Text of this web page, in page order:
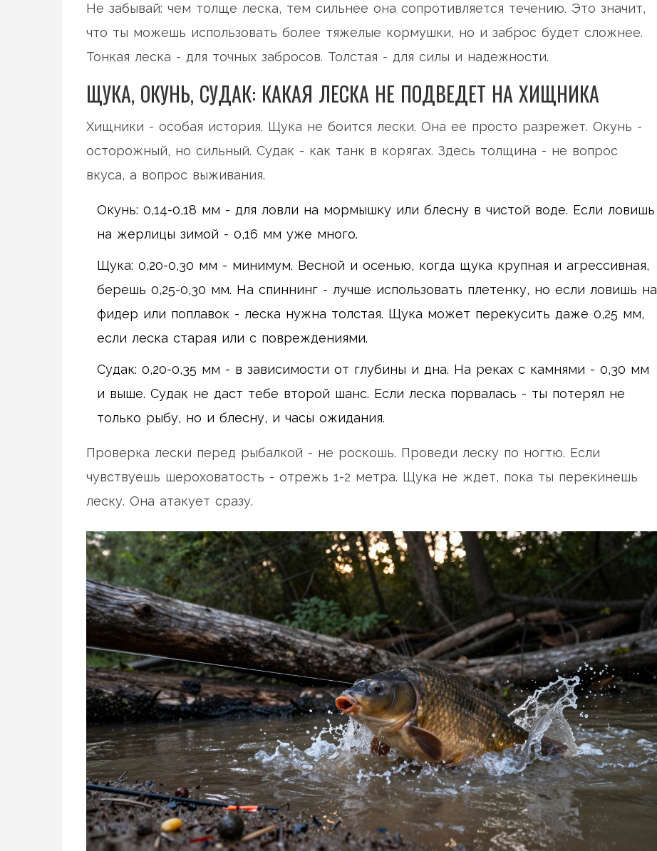
Не забывай: чем толще леска, тем сильнее она сопротивляется течению. Это значит,
что ты можешь использовать более тяжелые кормушки, но и заброс будет сложнее.
Тонкая леска - для точных забросов. Толстая - для силы и надежности.
ЩУКА, ОКУНЬ, СУДАК: КАКАЯ ЛЕСКА НЕ ПОДВЕДЕТ НА ХИЩНИКА
Хищники - особая история. Щука не боится лески. Она ее просто разрежет. Окунь -
осторожный, но сильный. Судак - как танк в корягах. Здесь толщина - не вопрос
вкуса, а вопрос выживания.
Окунь: 0,14-0,18 мм - для ловли на мормышку или блесну в чистой воде. Если ловишь
на жерлицы зимой - 0,16 мм уже много.
Щука: 0,20-0,30 мм - минимум. Весной и осенью, когда щука крупная и агрессивная,
берешь 0,25-0,30 мм. На спиннинг - лучше использовать плетенку, но если ловишь на
фидер или поплавок - леска нужна толстая. Щука может перекусить даже 0,25 мм,
если леска старая или с повреждениями.
Судак: 0,20-0,35 мм - в зависимости от глубины и дна. На реках с камнями - 0,30 мм
и выше. Судак не даст тебе второй шанс. Если леска порвалась - ты потерял не
только рыбу, но и блесну, и часы ожидания.
Проверка лески перед рыбалкой - не роскошь. Проведи леску по ногтю. Если
чувствуешь шероховатость - отрежь 1-2 метра. Щука не ждет, пока ты перекинешь
леску. Она атакует сразу.